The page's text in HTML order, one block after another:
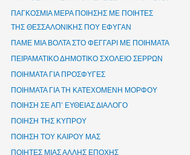
ΠΑΓΚΟΣΜΙΑ ΜΕΡΑ ΠΟΙΗΣΗΣ ΜΕ ΠΟΙΗΤΕΣ
ΤΗΣ ΘΕΣΣΑΛΟΝΙΚΗΣ ΠΟΥ ΕΦΥΓΑΝ
ΠΑΜΕ ΜΙΑ ΒΟΛΤΑ ΣΤΟ ΦΕΓΓΑΡΙ ΜΕ ΠΟΙΗΜΑΤΑ
ΠΕΙΡΑΜΑΤΙΚΟ ΔΗΜΟΤΙΚΟ ΣΧΟΛΕΙΟ ΣΕΡΡΩΝ
ΠΟΙΗΜΑΤΑ ΓΙΑ ΠΡΟΣΦΥΓΕΣ
ΠΟΙΗΜΑΤΑ ΓΙΑ ΤΗ ΚΑΤΕΧΟΜΕΝΗ ΜΟΡΦΟΥ
ΠΟΙΗΣΗ ΣΕ ΑΠ’ ΕΥΘΕΙΑΣ ΔΙΑΛΟΓΟ
ΠΟΙΗΣΗ ΤΗΣ ΚΥΠΡΟΥ
ΠΟΙΗΣΗ ΤΟΥ ΚΑΙΡΟΥ ΜΑΣ
ΠΟΙΗΤΕΣ ΜΙΑΣ ΑΛΛΗΣ ΕΠΟΧΗΣ